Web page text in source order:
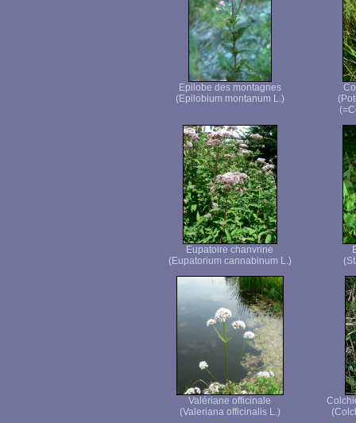
Epilobe des montagnes
(Epilobium montanum L.)
Eupatoire chanvrine
(Eupatorium cannabinum L.)
Valériane officinale
(Valeriana officinalis L.)